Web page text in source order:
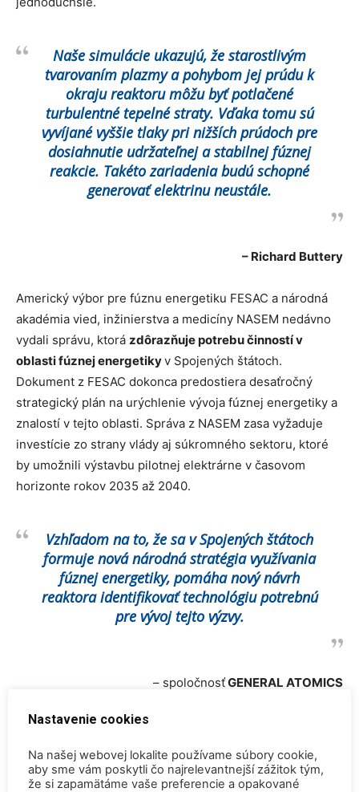
Naše simulácie ukazujú, že starostlivým
tvarovaním plazmy a pohybom jej prúdu k
okraju reaktoru môžu byť potlačené
turbulentné tepelné straty. Vďaka tomu sú
vyvíjané vyššie tlaky pri nižších prúdoch pre
dosiahnutie udržateľnej a stabilnej fúznej
reakcie. Takéto zariadenia budú schopné
generovať elektrinu neustále.
– Richard Buttery
Americký výbor pre fúznu energetiku FESAC a národná
akadémia vied, inžinierstva a medicíny NASEM nedávno
vydali správu, ktorá zdôrazňuje potrebu činností v
oblasti fúznej energetikyv Spojených štátoch.
Dokument z FESAC dokonca predostiera desaťročný
strategický plán na urýchlenie vývoja fúznej energetiky a
znalostí v tejto oblasti. Správa z NASEM zasa vyžaduje
investície zo strany vlády aj súkromného sektoru, ktoré
by umožnili výstavbu pilotnej elektrárne v časovom
horizonte rokov 2035 až 2040.
Vzhľadom na to, že sa v Spojených štátoch
formuje nová národná stratégia využívania
fúznej energetiky, pomáha nový návrh
reaktora identifikovať technológiu potrebnú
pre vývoj tejto výzvy.
– spoločnosťGENERAL ATOMICS
Dôležitým medzníkom fúznej energetiky sa stal
štátov. Fúzny reaktor stavajú vo francúzskom výskumnom
centre Cadarache. Cieľom je demonštrovať fúznu energiu
Nastavenie cookies
Na našej webovej lokalite používame súbory cookie,
aby sme vám poskytli čo najrelevantnejší zážitok tým,
že si zapamätáme vaše preferencie a opakované